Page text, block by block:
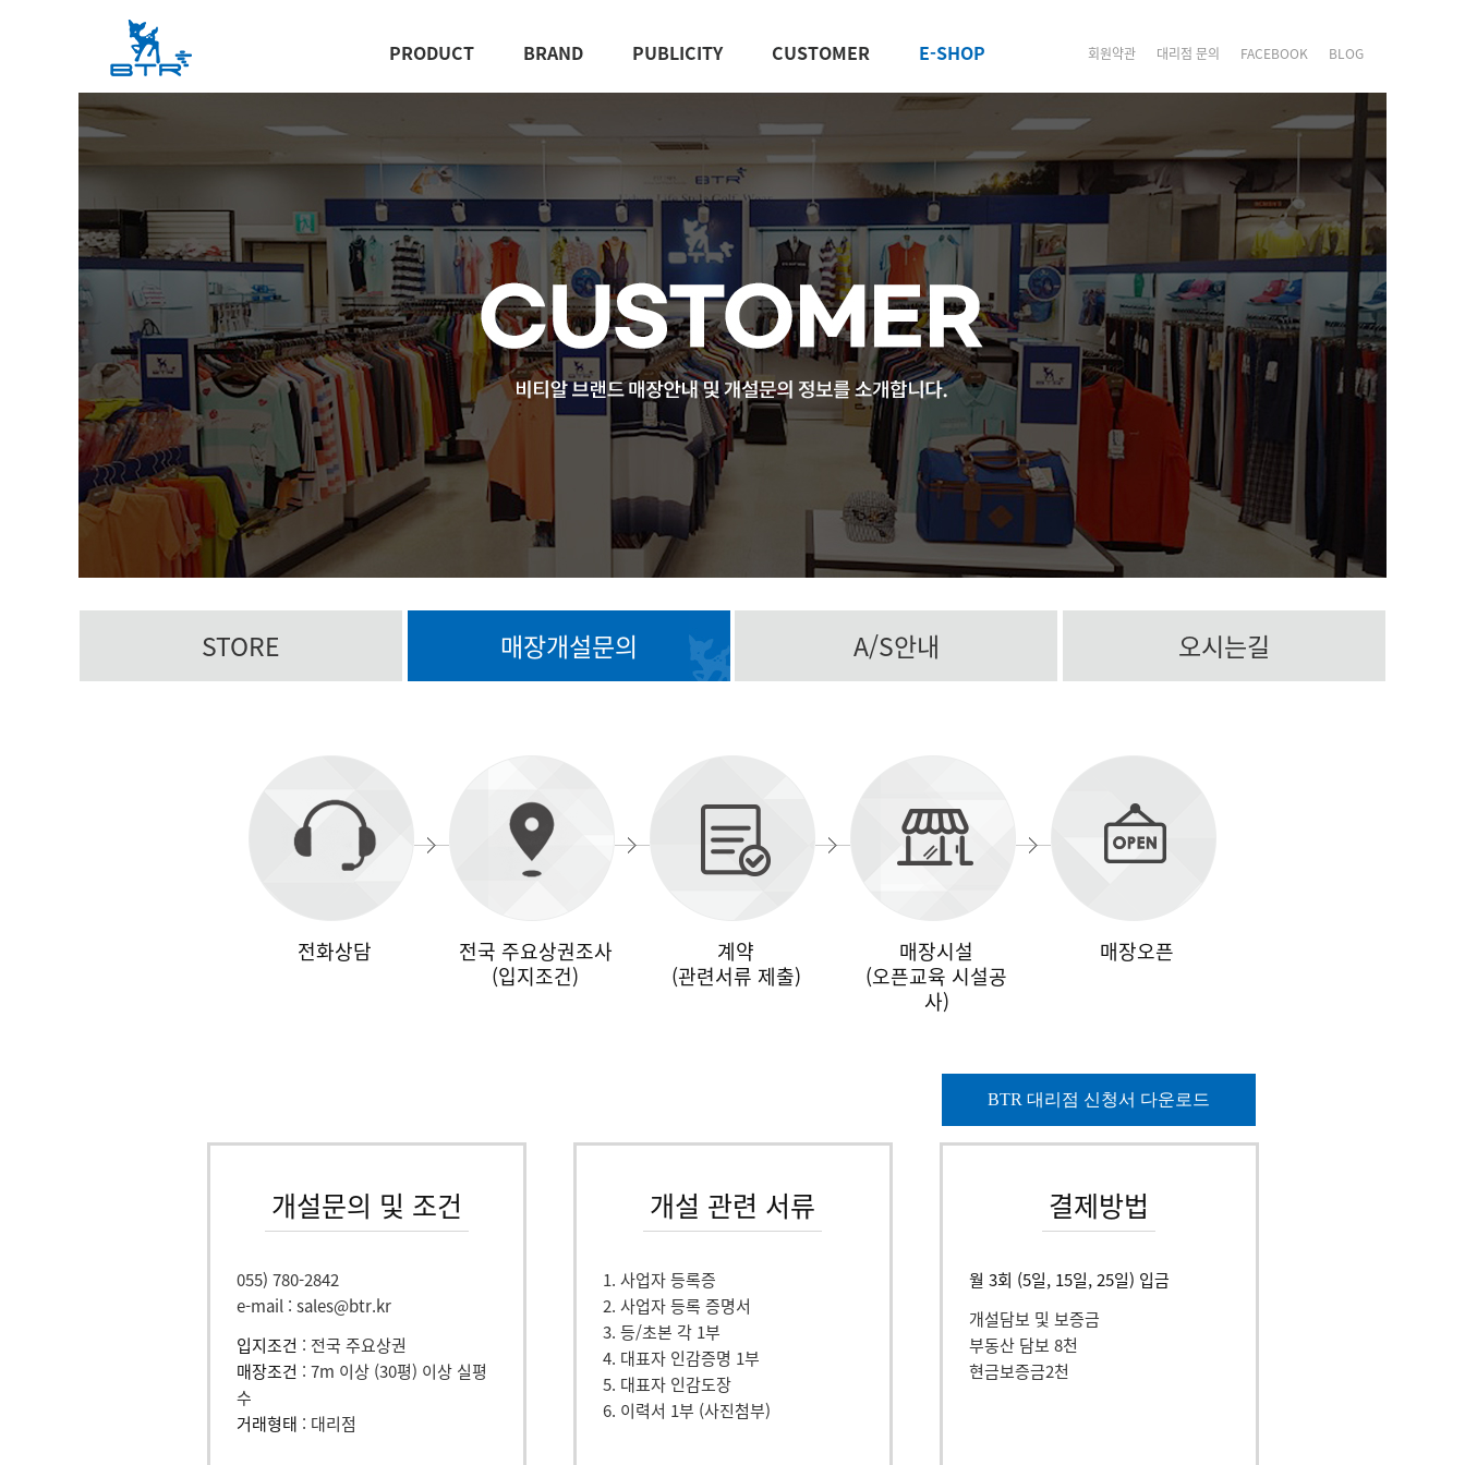
PRODUCT BRAND PUBLICITY CUSTOMER E-SHOP 회원약관 대리점 문의 FACEBOOK BLOG
STORE 매장개설문의 A/S안내 오시는길
전화상담
전국 주요상권조사
(입지조건)
계약
(관련서류 제출)
매장시설
(오픈교육 시설공
사)
매장오픈
BTR 대리점 신청서 다운로드
개설문의 및 조건
055) 780-2842
e-mail : sales@btr.kr
입지조건 : 전국 주요상권
매장조건 : 7m 이상 (30평) 이상 실평
수
거래형태 : 대리점
개설 관련 서류
1. 사업자 등록증
2. 사업자 등록 증명서
3. 등/초본 각 1부
4. 대표자 인감증명 1부
5. 대표자 인감도장
6. 이력서 1부 (사진첨부)
결제방법
월 3회 (5일, 15일, 25일) 입금
개설담보 및 보증금
부동산 담보 8천
현금보증금2천